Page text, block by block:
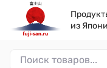
из